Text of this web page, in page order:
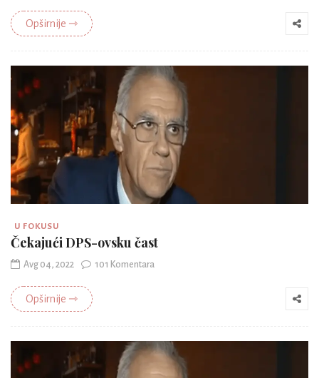
Opširnije ⇾
U FOKUSU
Čekajući DPS-ovsku čast
Avg 04, 2022 101 Komentara
Opširnije ⇾